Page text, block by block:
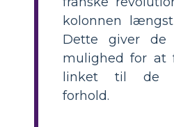
kolonnen
Dette giver de
mulighed for at
linket til de
forhold.